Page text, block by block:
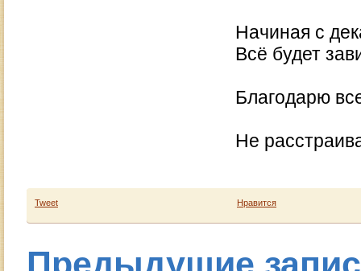
Начиная с
Всё будет
Благодарю
Не
Tweet Нравится